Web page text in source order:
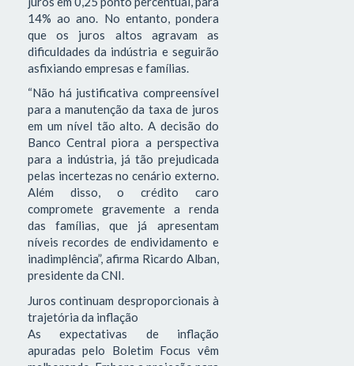
14% ao ano. No entanto, pondera
que os juros altos agravam as
dificuldades da indústria e seguirão
asfixiando empresas e famílias.
“Não há justificativa compreensível
para a manutenção da taxa de juros
em um nível tão alto. A decisão do
Banco Central piora a perspectiva
para a indústria, já tão prejudicada
pelas incertezas no cenário externo.
Além disso, o crédito caro
compromete gravemente a renda
das famílias, que já apresentam
níveis recordes de endividamento e
inadimplência”, afirma Ricardo Alban,
presidente da CNI.
Juros continuam desproporcionais à
trajetória da inflação
As expectativas de inflação
apuradas pelo Boletim Focus vêm